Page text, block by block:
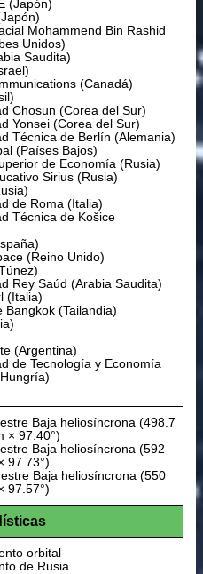
(Japón)
Mohammend Bin Rashid
Unidos)
Saudita)
(Canadá)
Chosun (Corea del Sur)
Yonsei (Corea del Sur)
Técnica de Berlín (Alemania)
(Países Bajos)
de Economía (Rusia)
Sirius (Rusia)
de Roma (Italia)
Técnica de Košice
(Reino Unido)
Rey Saúd (Arabia Saudita)
(Italia)
Bangkok (Tailandia)
(Argentina)
de Tecnología y Economía
Baja heliosíncrona (498.7
× 97.40°)
Baja heliosíncrona (592
97.73°)
Baja heliosíncrona (550
97.57°)
orbital
de Rusia